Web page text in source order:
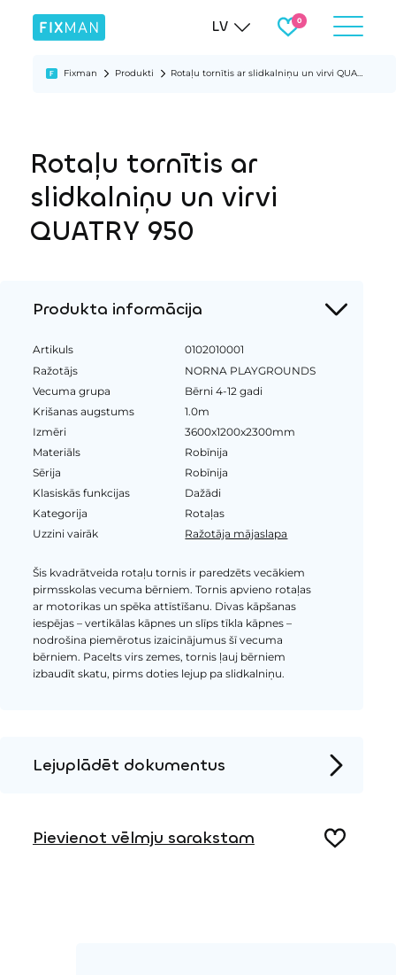
LV
Fixman Produkti Rotaļu tornītis ar slidkalniņu un virvi QUATRY 950
Rotaļu tornītis ar
slidkalniņu un virvi
QUATRY 950
Produkta informācija
Artikuls
0102010001
Ražotājs
NORNA PLAYGROUNDS
Vecuma grupa
Bērni 4-12 gadi
Krišanas augstums
1.0m
Izmēri
3600x1200x2300mm
Materiāls
Robīnija
Sērija
Robīnija
Klasiskās funkcijas
Dažādi
Kategorija
Rotaļas
Uzzini vairāk
Ražotāja mājaslapa
Šis kvadrātveida rotaļu tornis ir paredzēts vecākiem
pirmsskolas vecuma bērniem. Tornis apvieno rotaļas
ar motorikas un spēka attīstīšanu. Divas kāpšanas
iespējas – vertikālas kāpnes un slīps tīkla kāpnes –
nodrošina piemērotus izaicinājumus šī vecuma
bērniem. Pacelts virs zemes, tornis ļauj bērniem
izbaudīt skatu, pirms doties lejup pa slidkalniņu.
Lejuplādēt dokumentus
Pievienot vēlmju sarakstam